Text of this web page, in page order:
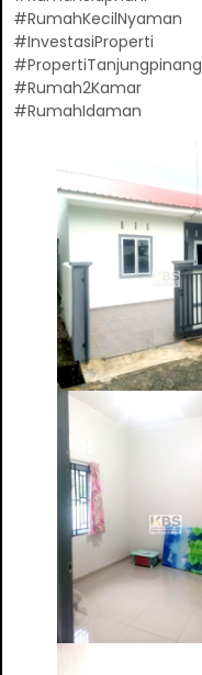
#RumahKecilNyaman
#InvestasiProperti
#PropertiTanjungpinang
#Rumah2Kamar
#RumahIdaman